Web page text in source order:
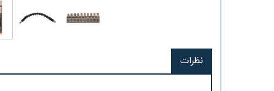
نظرات